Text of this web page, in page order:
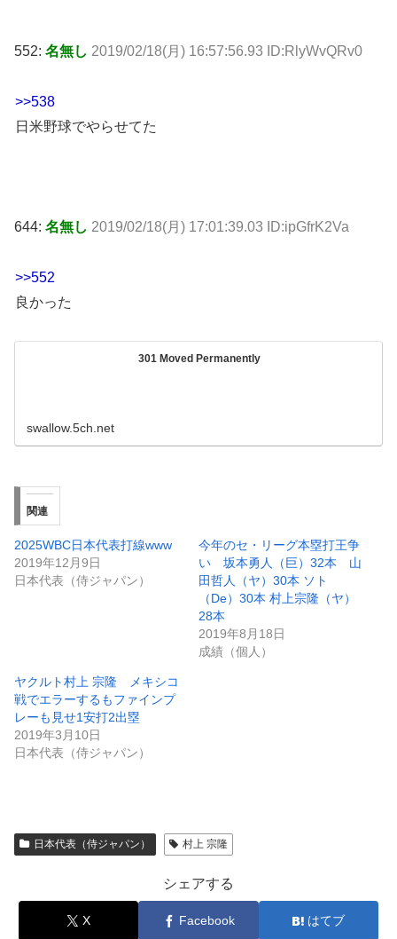
552: 名無し 2019/02/18(月) 16:57:56.93 ID:RlyWvQRv0
>>538
日米野球でやらせてた
644: 名無し 2019/02/18(月) 17:01:39.03 ID:ipGfrK2Va
>>552
良かった
301 Moved Permanently
swallow.5ch.net
関連
2025WBC日本代表打線www
2019年12月9日
日本代表（侍ジャパン）
今年のセ・リーグ本塁打王争
い 坂本勇人（巨）32本 山
田哲人（ヤ）30本 ソト
（De）30本 村上宗隆（ヤ）
28本
2019年8月18日
成績（個人）
ヤクルト村上 宗隆 メキシコ
戦でエラーするもファインプ
レーも見せ1安打2出塁
2019年3月10日
日本代表（侍ジャパン）
日本代表（侍ジャパン） 村上 宗隆
シェアする
X Facebook はてブ